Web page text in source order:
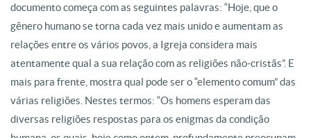
documento começa com as seguintes palavras: “Hoje, que o
gênero humano se torna cada vez mais unido e aumentam as
relações entre os vários povos, a Igreja considera mais
atentamente qual a sua relação com as religiões não-cristãs”. E
mais para frente, mostra qual pode ser o “elemento comum” das
várias religiões. Nestes termos: “Os homens esperam das
diversas religiões respostas para os enigmas da condição